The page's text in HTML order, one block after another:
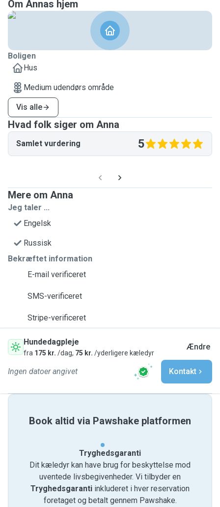
Om Annas hjem
Boligen
Hus
Medium udendørs område
Vis alle
Hvad folk siger om Anna
Samlet vurdering 5
Mere om Anna
Jeg taler ...
Engelsk
Russisk
Bekræftet information
E-mail verificeret
SMS-verificeret
Stripe-verificeret
Hundedagpleje
fra 175 kr. /dag, 75 kr. /yderligere kæledyr
Ændre
Ingen datoer angivet Kontakt
Book altid via Pawshake platformen
Tryghedsgaranti
Dit kæledyr kan have brug for beskyttelse mod
uventede livsbegivenheder. Vi tilbyder en
Tryghedsgaranti inkluderet i hver reservation
foretaget og betalt gennem Pawshake.